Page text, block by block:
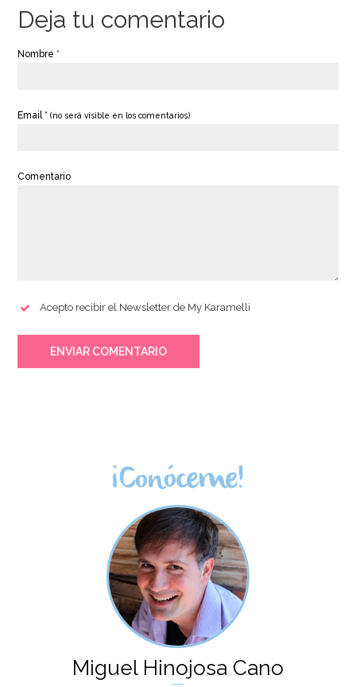
Deja tu comentario
Nombre *
Email *(no será visible en los comentarios)
Comentario
Acepto recibir el Newsletter de My Karamelli
ENVIAR COMENTARIO
¡Conóceme!
Miguel Hinojosa Cano